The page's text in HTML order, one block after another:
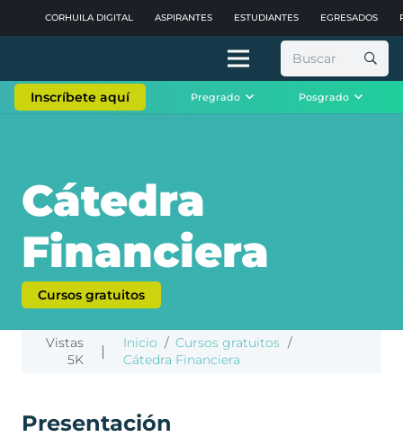
CORHUILA DIGITAL ASPIRANTES ESTUDIANTES EGRESADOS
Buscar:
Inscríbete aquí Pregrado Posgrado
Cátedra
Financiera
Cursos gratuitos
Vistas
5K
Inicio / Cursos gratuitos /
Cátedra Financiera
Presentación